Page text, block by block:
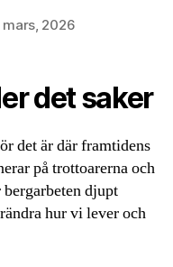
mars, 2026
det saker
det är där framtidens
på trottoarerna och
djupt
hur vi lever och